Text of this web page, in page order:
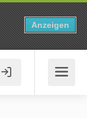
Anzeigen